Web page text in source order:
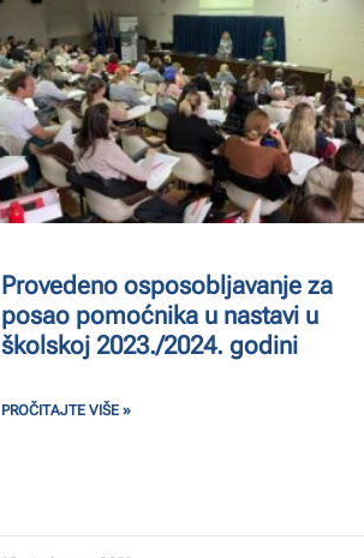
Provedeno osposobljavanje za
posao pomoćnika u nastavi u
školskoj 2023./2024. godini
PROČITAJTE VIŠE »